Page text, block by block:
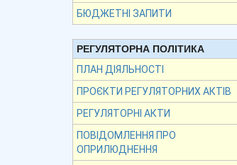
БЮДЖЕТНІ ЗАПИТИ
РЕГУЛЯТОРНА ПОЛІТИКА
ПЛАН ДІЯЛЬНОСТІ
ПРОЄКТИ РЕГУЛЯТОРНИХ АКТІВ
РЕГУЛЯТОРНІ АКТИ
ПОВІДОМЛЕННЯ ПРО
ОПРИЛЮДНЕННЯ